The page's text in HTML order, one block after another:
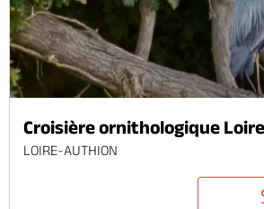
Croisière ornithologique
LOIRE-AUTHION